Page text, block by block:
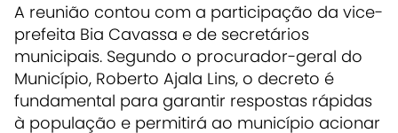
A reunião contou com a participação da vice-
prefeita Bia Cavassa e de secretários
municipais. Segundo o procurador-geral do
Município, Roberto Ajala Lins, o decreto é
fundamental para garantir respostas rápidas
à população e permitirá ao município acionar